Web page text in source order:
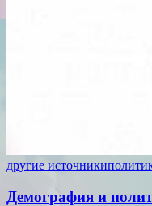
другие источники
Демография и